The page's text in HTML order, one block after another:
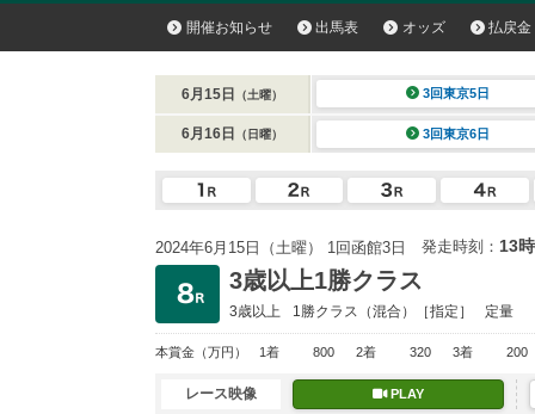
開催お知らせ 出馬表 オッズ 払戻金
6月15日 （土曜） 3回東京5日
6月16日 （日曜） 3回東京6日
2024年6月15日（土曜） 1回函館3日 発走時刻： 13
3歳以上1勝クラス
3歳以上 1勝クラス （混合）［指定］ 定量
本賞金 （万円） 1着 800 2着 320 3着 200
レース映像 PLAY